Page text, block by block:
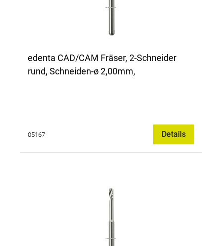
edenta CAD/CAM Fräser, 2-Schneider
rund, Schneiden-ø 2,00mm,
05167 Details